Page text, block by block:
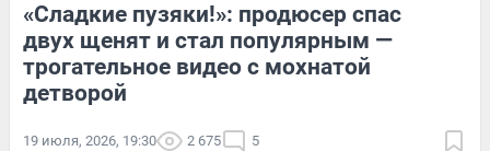
«Сладкие пузяки!»: продюсер спас
двух щенят и стал популярным —
трогательное видео с мохнатой
детворой
19 июля, 2026, 19:30 2 675 5